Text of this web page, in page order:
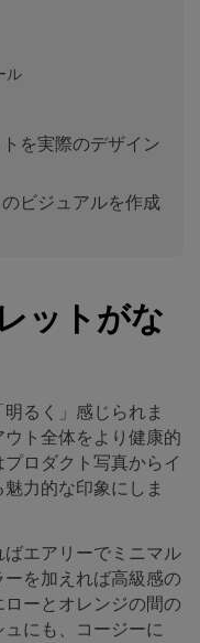
ル
を実際のデザイン
ビジュアルを作成
ットがな
るく」感じられま
ト全体をより健康的
ロダクト写真からイ
力的な印象にしま
エアリーでミニマル
を加えれば高級感の
ーとオレンジの間の
にも、コージーに